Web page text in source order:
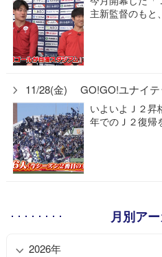
主新監督のも
11/28(金) GO!GO!ユナイテ
いよいよＪ２昇
年でのＪ２復
月別ア
2026年